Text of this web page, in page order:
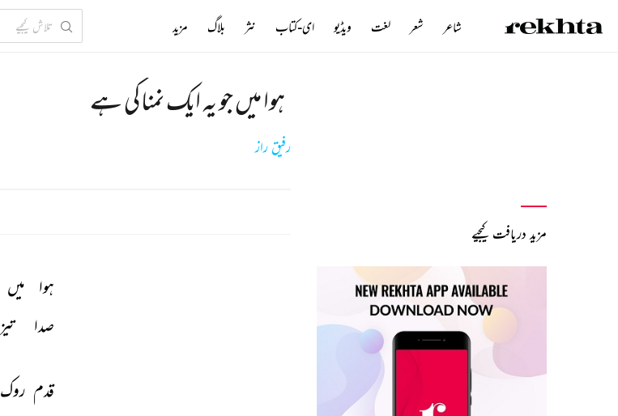
ہوا میں جو یہ ایک نمناکی ہے
رفیق راز
ہوا میں
صدا
تیز
قدم روک
مزید دریافت کیجیے
شاعر شعر لغت ویڈیو ای-کتاب نثر بلاگ مزید